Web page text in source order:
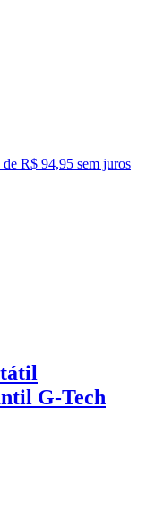
de R$ 94,95 sem juros
G-Tech